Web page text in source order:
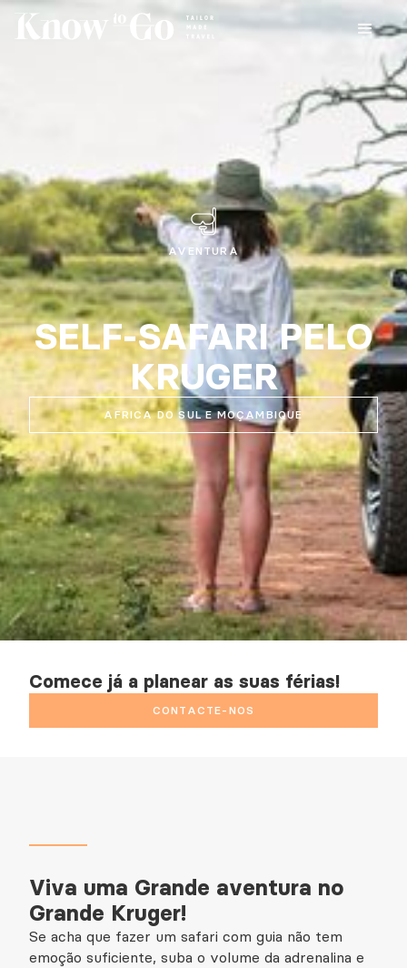
AVENTURA
SELF-SAFARI PELO
KRUGER
AFRICA DO SUL E MOÇAMBIQUE
Comece já a planear as suas férias!
CONTACTE-NOS
Viva uma Grande aventura no
Grande Kruger!
Se acha que fazer um safari com guia não tem
emoção suficiente, suba o volume da adrenalina e